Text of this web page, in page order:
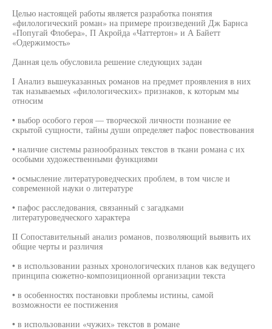
Целью настоящей работы является разработка понятия
«филологический роман» на примере произведений Дж Барнса
«Попугай Флобера», П Акройда «Чаттертон» и А Байетт
«Одержимость»
Данная цель обусловила решение следующих задан
I Анализ вышеуказанных романов на предмет проявления в них
так называемых «филологических» признаков, к которым мы
относим
• выбор особого героя — творческой личности познание ее
скрытой сущности, тайны души определяет пафос повествования
• наличие системы разнообразных текстов в ткани романа с их
особыми художественными функциями
• осмысление литературоведческих проблем, в том числе и
современной науки о литературе
• пафос расследования, связанный с загадками
литературоведческого характера
II Сопоставительный анализ романов, позволяющий выявить их
общие черты и различия
• в использовании разных хронологических планов как ведущего
принципа сюжетно-композиционной организации текста
• в особенностях постановки проблемы истины, самой
возможности ее постижения
• в использовании «чужих» текстов в романе